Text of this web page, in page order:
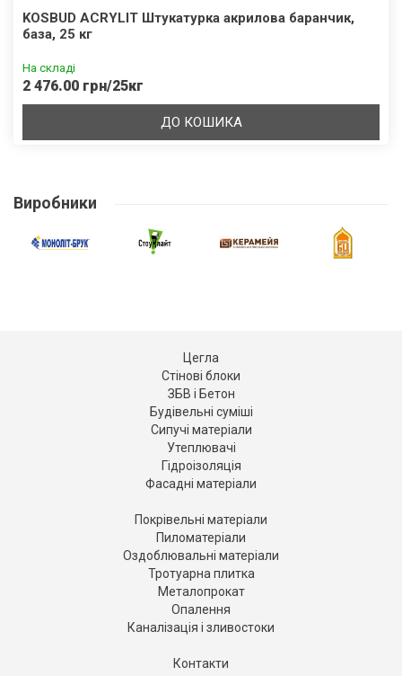
KOSBUD ACRYLIT Штукатурка акрилова баранчик,
база, 25 кг
На складі
2 476.00 грн/25кг
ДО КОШИКА
Виробники
Цегла
Стінові блоки
ЗБВ і Бетон
Будівельні суміші
Сипучі матеріали
Утеплювачі
Гідроізоляція
Фасадні матеріали
Покрівельні матеріали
Пиломатеріали
Оздоблювальні матеріали
Тротуарна плитка
Металопрокат
Опалення
Каналізація і зливостоки
Контакти